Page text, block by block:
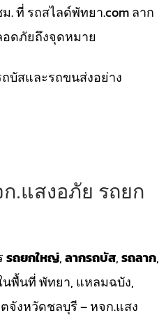
. ที่ รถสไลด์พัทยา.com ลาก
ดภัยถึงจุดหมาย
บัสและรถขนส่งอย่าง
.แสงอภัย รถยก
รถยกใหญ่,ลากรถบัส,รถลาก,
นพื้นที่ พัทยา, แหลมฉบัง,
จังหวัดชลบุรี – หจก.แสง